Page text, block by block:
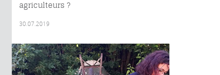
agriculteurs ?
30.07.2019